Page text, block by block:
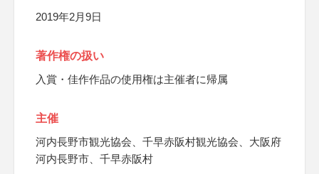
2019年2月9日
著作権の扱い
入賞・佳作作品の使用権は主催者に帰属
主催
河内長野市観光協会、千早赤阪村観光協会、大阪府
河内長野市、千早赤阪村